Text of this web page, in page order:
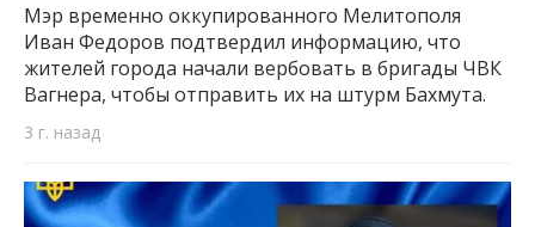
Мэр временно оккупированного Мелитополя
Иван Федоров подтвердил информацию, что
жителей города начали вербовать в бригады ЧВК
Вагнера, чтобы отправить их на штурм Бахмута.
3 г. назад